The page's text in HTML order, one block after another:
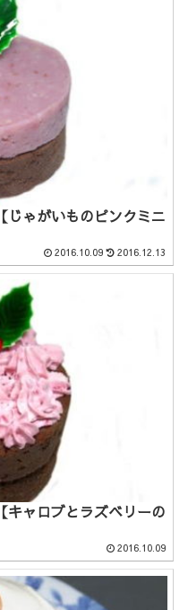
じゃがいものピンクミニ
2016.10.09 2016.12.13
キャロブとラズベリーの
2016.10.09